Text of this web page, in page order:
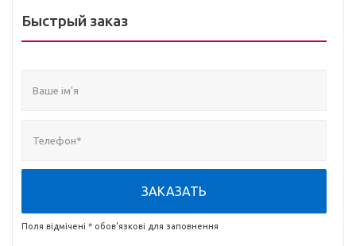
Быстрый заказ
ЗАКАЗАТЬ
Поля відмічені * обов'язкові для заповнення